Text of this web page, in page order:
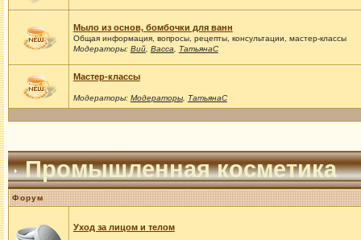
Мыло из основ, бомбочки для ванн
Общая информация, вопросы, рецепты, консультации, мастер-классы
Модераторы: Вий, Васса ТатьянаС
Мастер-классы
Модераторы: Модераторы, ТатьянаС
Промышленная косметика
Форум
Уход за лицом и телом